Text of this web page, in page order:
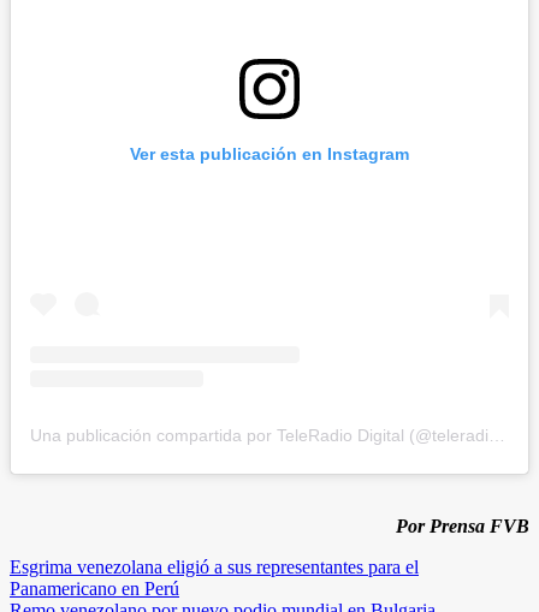
Ver esta publicación en Instagram
Por Prensa FVB
Navegación
de
Esgrima venezolana eligió a sus representantes para el
Panamericano en Perú